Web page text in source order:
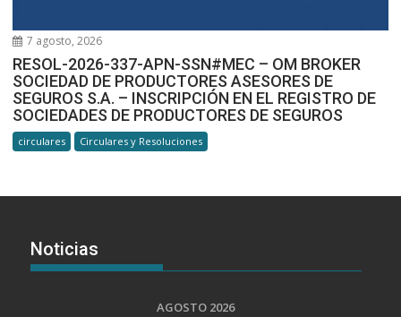
7 agosto, 2026
RESOL-2026-337-APN-SSN#MEC – OM BROKER
SOCIEDAD DE PRODUCTORES ASESORES DE
SEGUROS S.A. – INSCRIPCIÓN EN EL REGISTRO DE
SOCIEDADES DE PRODUCTORES DE SEGUROS
circulares Circulares y Resoluciones
Noticias
AGOSTO 2026